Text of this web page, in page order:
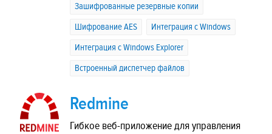
Зашифрованные резервные копии
Шифрование AES
Интеграция с Windows
Интеграция с Windows Explorer
Встроенный диспетчер файлов
Redmine
Гибкое веб-приложение для управления